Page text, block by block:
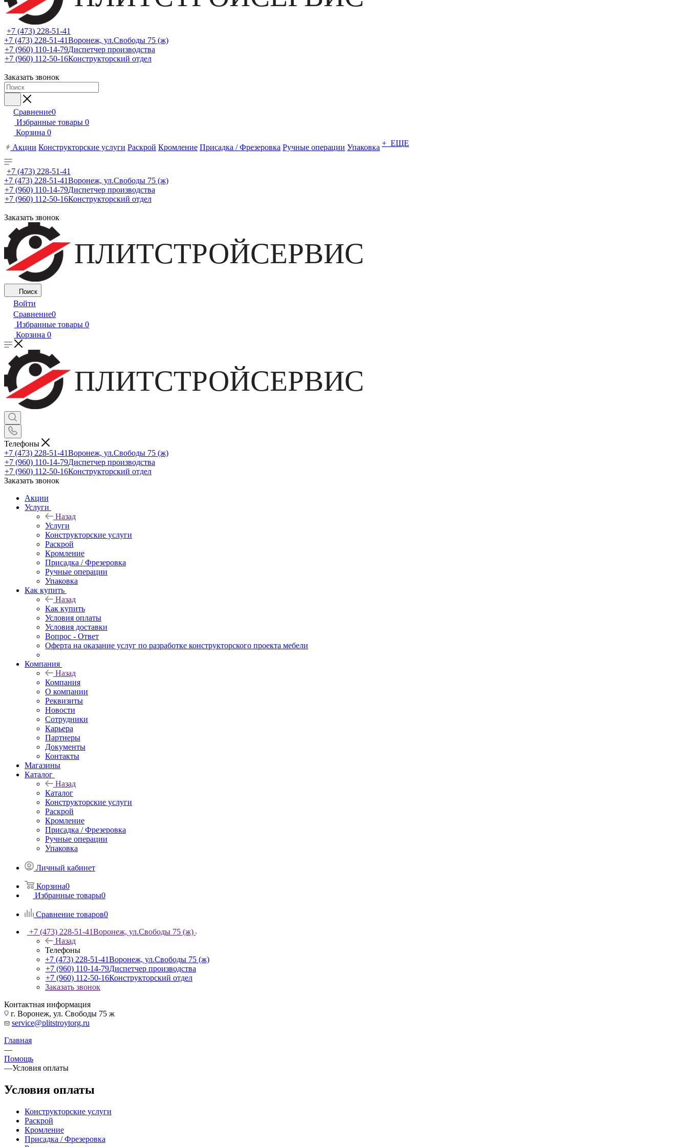
+7 (473) 228-51-41
+7 (473) 228-51-41Воронеж, ул.Свободы 75 (ж)
+7 (960) 110-14-79Диспетчер производства
+7 (960) 112-50-16Конструкторский отдел
Заказать звонок
Сравнение0
Избранные товары 0
Корзина 0
Акции Конструкторские услуги Раскрой Кромление Присадка / Фрезеровка Ручные операции Упаковка + ЕЩЕ
+7 (473) 228-51-41
+7 (473) 228-51-41Воронеж, ул.Свободы 75 (ж)
+7 (960) 110-14-79Диспетчер производства
+7 (960) 112-50-16Конструкторский отдел
Заказать звонок
ПЛИТСТРОЙСЕРВИС
Поиск
Войти
Сравнение0
Избранные товары 0
Корзина 0
ПЛИТСТРОЙСЕРВИС
Телефоны
+7 (473) 228-51-41Воронеж, ул.Свободы 75 (ж)
+7 (960) 110-14-79Диспетчер производства
+7 (960) 112-50-16Конструкторский отдел
Заказать звонок
Акции
Услуги
Назад
Услуги
Конструкторские услуги
Раскрой
Кромление
Присадка / Фрезеровка
Ручные операции
Упаковка
Как купить
Назад
Как купить
Условия оплаты
Условия доставки
Вопрос - Ответ
Оферта на оказание услуг по разработке конструкторского проекта мебели
Компания
Назад
Компания
О компании
Реквизиты
Новости
Сотрудники
Карьера
Партнеры
Документы
Контакты
Магазины
Каталог
Назад
Каталог
Конструкторские услуги
Раскрой
Кромление
Присадка / Фрезеровка
Ручные операции
Упаковка
Личный кабинет
Корзина0
Избранные товары0
Сравнение товаров0
+7 (473) 228-51-41Воронеж, ул.Свободы 75 (ж)
Назад
Телефоны
+7 (473) 228-51-41Воронеж, ул.Свободы 75 (ж)
+7 (960) 110-14-79Диспетчер производства
+7 (960) 112-50-16Конструкторский отдел
Заказать звонок
Контактная информация
г. Воронеж, ул. Свободы 75 ж
service@plitstroytorg.ru
Главная
—
Помощь
—Условия оплаты
Условия оплаты
Конструкторские услуги
Раскрой
Кромление
Присадка / Фрезеровка